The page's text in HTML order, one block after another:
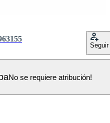
Seguir
No se requiere atribución!